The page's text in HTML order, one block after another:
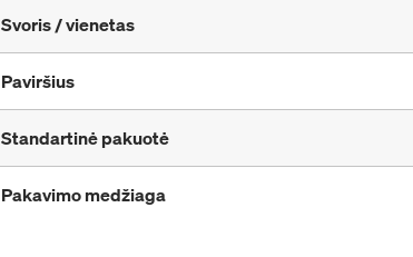
Svoris / vienetas
Paviršius
Standartinė pakuotė
Pakavimo medžiaga